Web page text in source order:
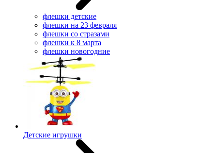
флешки детские
флешки на 23 февраля
флешки со стразами
флешки к 8 марта
флешки новогодние
Детские игрушки